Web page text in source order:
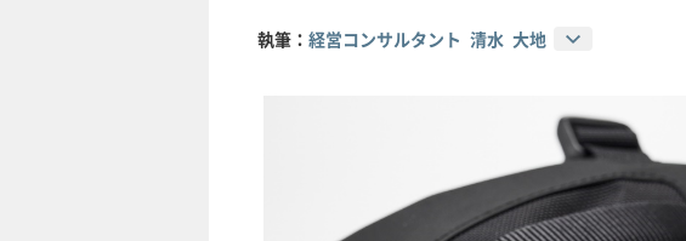
執筆： 経営コンサルタント 清水 大地